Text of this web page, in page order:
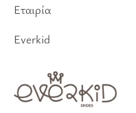
Εταιρία
Everkid